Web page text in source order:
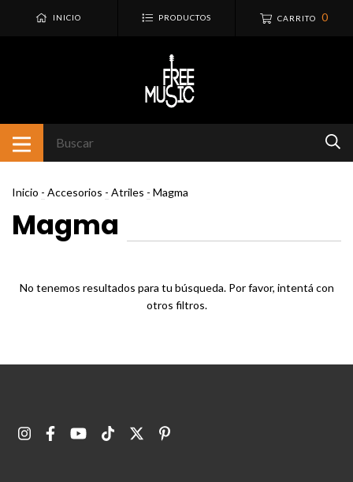
INICIO PRODUCTOS CARRITO 0
Inicio - Accesorios - Atriles - Magma
Magma
No tenemos resultados para tu búsqueda. Por favor, intentá con
otros filtros.